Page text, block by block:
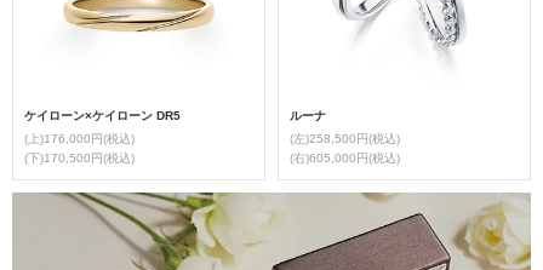
ケイローン×ケイローン DR5
(上)176,000円(税込)
(下)170,500円(税込)
ルーナ
(左)258,500円(税込)
(右)605,000円(税込)